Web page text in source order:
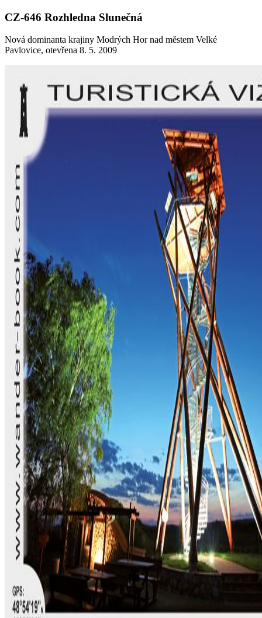
CZ-646 Rozhledna Slunečná
Nová dominanta krajiny Modrých Hor nad městem Velké
Pavlovice, otevřena 8. 5. 2009